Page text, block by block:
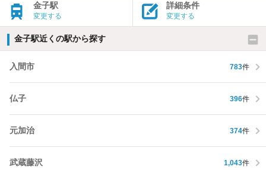
金子駅
変更する
詳細条件
変更する
金子駅近くの駅から探す
入間市 783件
仏子 396件
元加治 374件
武蔵藤沢 1,043件